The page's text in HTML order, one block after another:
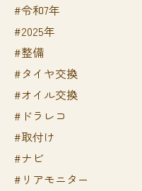
#令和7年
#2025年
#整備
#タイヤ交換
#オイル交換
#ドラレコ
#取付け
#ナビ
#リアモニター